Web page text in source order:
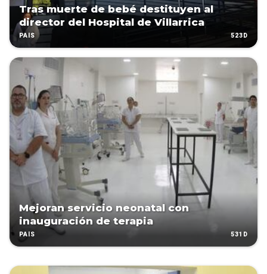
Tras muerte de bebé destituyen al
director del Hospital de Villarrica
PAÍS 523D
Mejoran servicio neonatal con
inauguración de terapia
PAÍS 531D